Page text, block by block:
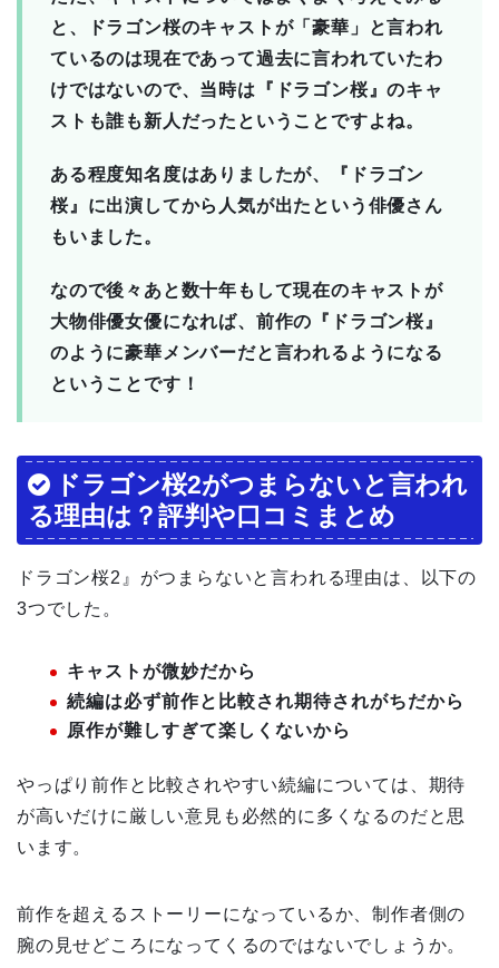
と、ドラゴン桜のキャストが「豪華」と言われ
ているのは現在であって過去に言われていたわ
けではないので、当時は『ドラゴン桜』のキャ
ストも誰も新人だったということですよね。
ある程度知名度はありましたが、『ドラゴン
桜』に出演してから人気が出たという俳優さん
もいました。
なので後々あと数十年もして現在のキャストが
大物俳優女優になれば、前作の『ドラゴン桜』
のように豪華メンバーだと言われるようになる
ということです！
ドラゴン桜2がつまらないと言われ
る理由は？評判や口コミまとめ
ドラゴン桜2』がつまらないと言われる理由は、以下の
3つでした。
キャストが微妙だから
続編は必ず前作と比較され期待されがちだから
原作が難しすぎて楽しくないから
やっぱり前作と比較されやすい続編については、期待
が高いだけに厳しい意見も必然的に多くなるのだと思
います。
前作を超えるストーリーになっているか、制作者側の
腕の見せどころになってくるのではないでしょうか。